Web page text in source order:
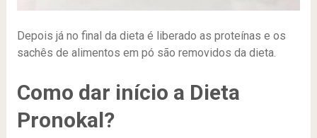
Depois já no final da dieta é liberado as proteínas e os
sachês de alimentos em pó são removidos da dieta.
Como dar início a Dieta
Pronokal?